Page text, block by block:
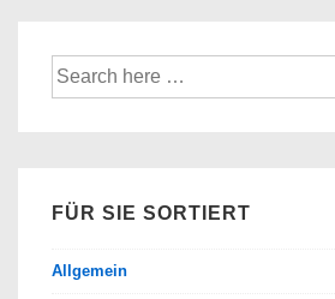
Banken
Suche
nach:
FÜR SIE SORTIERT
Allgemein